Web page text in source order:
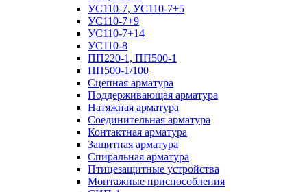
УС110-7, УС110-7+5
УС110-7+9
УС110-7+14
УС110-8
ПП220-1, ПП500-1
ПП500-1/100
Сцепная арматура
Поддерживающая арматура
Натяжная арматура
Соединительная арматура
Контактная арматура
Защитная арматура
Спиральная арматура
Птицезащитные устройства
Монтажные приспособления